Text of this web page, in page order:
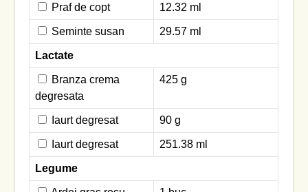
Praf de copt 12.32 ml
Seminte susan 29.57 ml
Lactate
Branza crema
degresata
425 g
Iaurt degresat 90 g
Iaurt degresat 251.38 ml
Legume